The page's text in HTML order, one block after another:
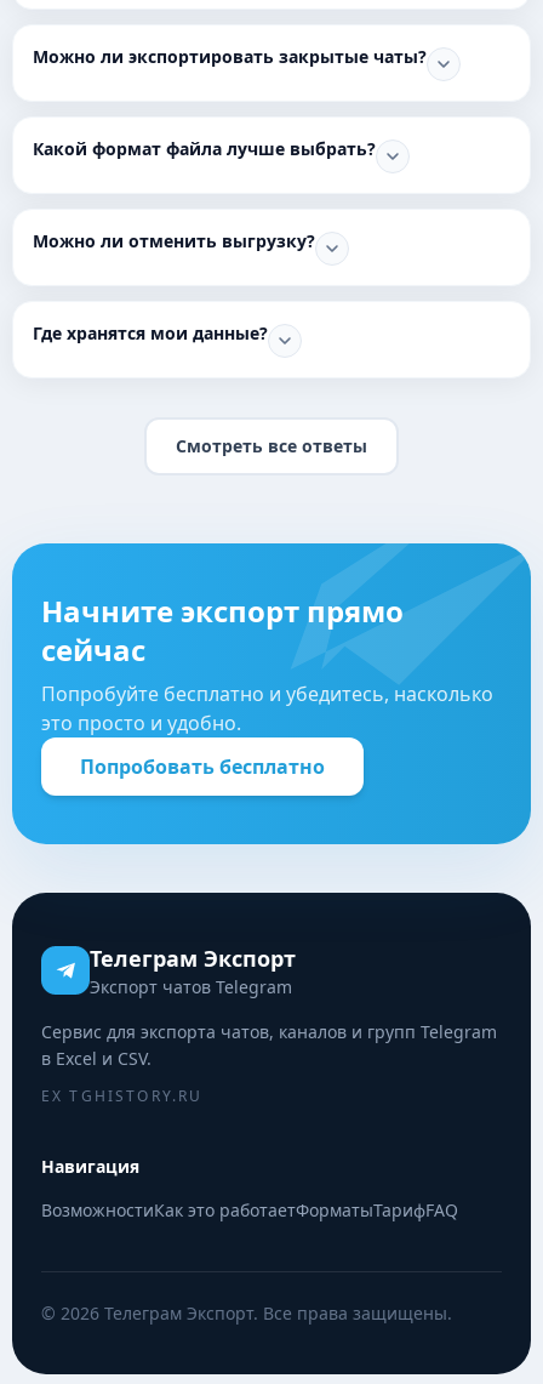
Можно ли экспортировать закрытые чаты?
Какой формат файла лучше выбрать?
Можно ли отменить выгрузку?
Где хранятся мои данные?
Смотреть все ответы
Начните экспорт прямо
сейчас
Попробуйте бесплатно и убедитесь, насколько
это просто и удобно.
Попробовать бесплатно
Телеграм Экспорт
Экспорт чатов Telegram
Сервис для экспорта чатов, каналов и групп Telegram
в Excel и CSV.
EX TGHISTORY.RU
Навигация
ВозможностиКак это работаетФорматыТарифFAQ
© 2026 Телеграм Экспорт. Все права защищены.